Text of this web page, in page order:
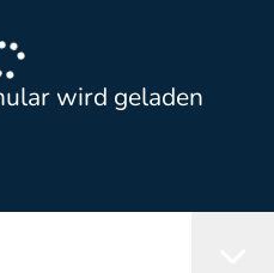
wird geladen